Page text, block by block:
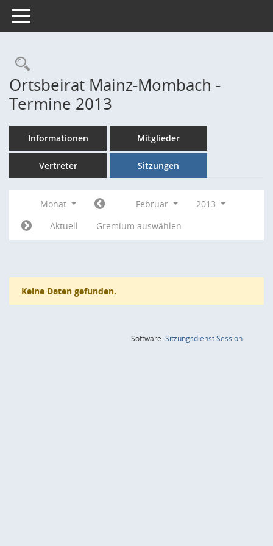
Toggle navigation
Rechercheauswahl
Ortsbeirat Mainz-Mombach -
Termine 2013
Informationen Mitglieder
Vertreter Sitzungen
Monat Februar
2013
Aktuell
Gremium auswählen
Keine Daten gefunden.
Software:SitzungsdienstSession(Wird in